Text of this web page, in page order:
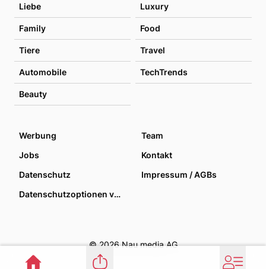
Liebe Luxury
Family Food
Tiere Travel
Automobile TechTrends
Beauty
Werbung
Team
Jobs
Kontakt
Datenschutz
Impressum / AGBs
Datenschutzoptionen verwalten
© 2026 Nau media AG